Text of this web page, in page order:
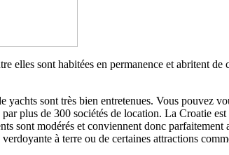
sont habitées en permanence et abritent
sont très bien entretenues. Vous pouvez
plus de 300 sociétés de location. La Croatie
sont modérés et conviennent donc
à terre ou de certaines attractions